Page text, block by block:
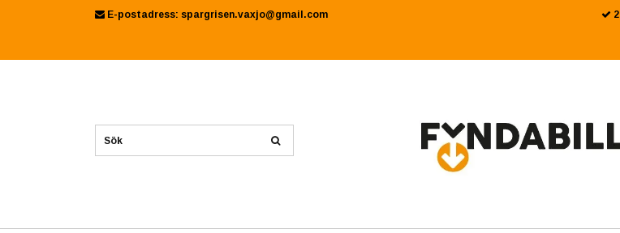
E-postadress: spargrisen.vaxjo@gmail.com